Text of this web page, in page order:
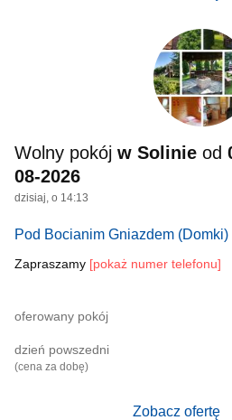
Wolny pokój w Solinie od
08-2026
dzisiaj, o 14:13
Pod Bocianim Gniazdem (Domki)
Zapraszamy [pokaż numer telefonu]
oferowany pokój
dzień powszedni
(cena za dobę)
Zobacz ofertę